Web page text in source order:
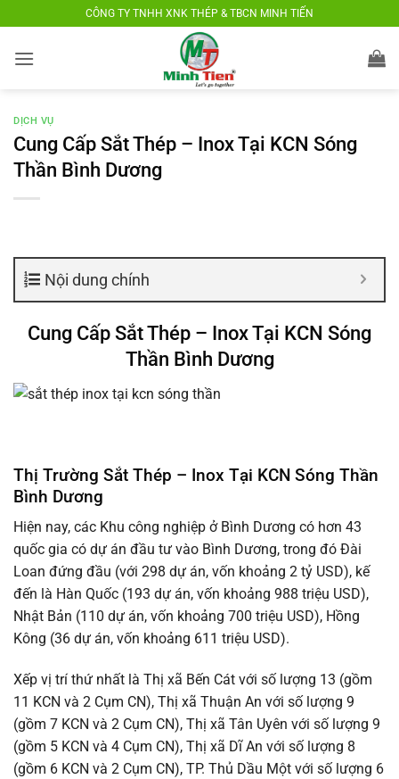
nội
CÔNG TY TNHH XNK THÉP & TBCN MINH TIẾN
DỊCH VỤ
Cung Cấp Sắt Thép – Inox Tại KCN Sóng
Thần Bình Dương
Nội dung chính
Cung Cấp Sắt Thép – Inox Tại KCN Sóng
Thần Bình Dương
Thị Trường Sắt Thép – Inox Tại KCN Sóng Thần
Bình Dương
Hiện nay, các Khu công nghiệp ở Bình Dương có hơn 43
quốc gia có dự án đầu tư vào Bình Dương, trong đó Đài
Loan đứng đầu (với 298 dự án, vốn khoảng 2 tỷ USD), kế
đến là Hàn Quốc (193 dự án, vốn khoảng 988 triệu USD),
Nhật Bản (110 dự án, vốn khoảng 700 triệu USD), Hồng
Kông (36 dự án, vốn khoảng 611 triệu USD).
Xếp vị trí thứ nhất là Thị xã Bến Cát với số lượng 13 (gồm
11 KCN và 2 Cụm CN), Thị xã Thuận An với số lượng 9
(gồm 7 KCN và 2 Cụm CN), Thị xã Tân Uyên với số lượng 9
(gồm 5 KCN và 4 Cụm CN), Thị xã Dĩ An với số lượng 8
(gồm 6 KCN và 2 Cụm CN), TP. Thủ Dầu Một với số lượng 6